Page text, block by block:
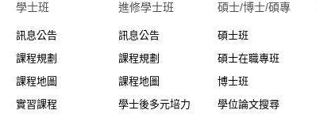
學士班⠀⠀
訊息公告
課程規劃
課程地圖
實習課程
進修學士班
訊息公告
課程規劃
課程地圖
學士後多元培力
碩士/博士/碩專
碩士班
碩士在職專班
博士班
學位論文搜尋